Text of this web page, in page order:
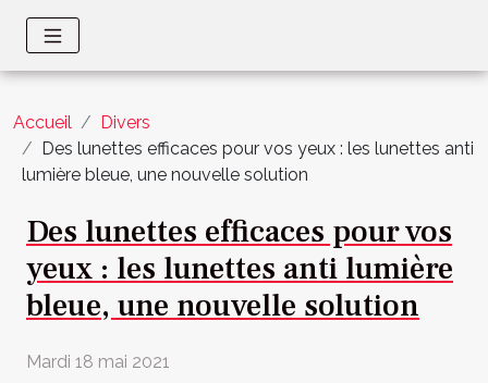
Accueil
Divers
Des lunettes efficaces pour vos yeux : les lunettes anti
lumière bleue, une nouvelle solution
Des lunettes efficaces pour vos
yeux : les lunettes anti lumière
bleue, une nouvelle solution
Mardi 18 mai 2021